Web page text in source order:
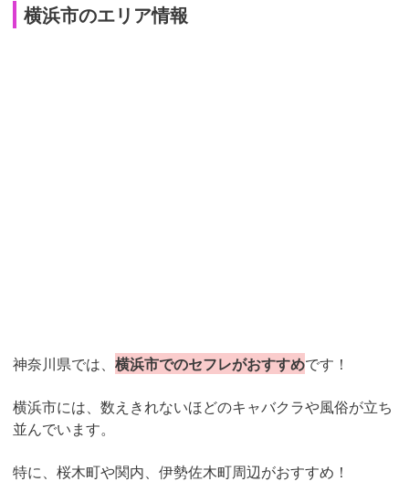
横浜市のエリア情報
神奈川県では、 横浜市でのセフレがおすすめです！
横浜市には、数えきれないほどのキャバクラや風俗が立ち
並んでいます。
特に、桜木町や関内、伊勢佐木町周辺がおすすめ！